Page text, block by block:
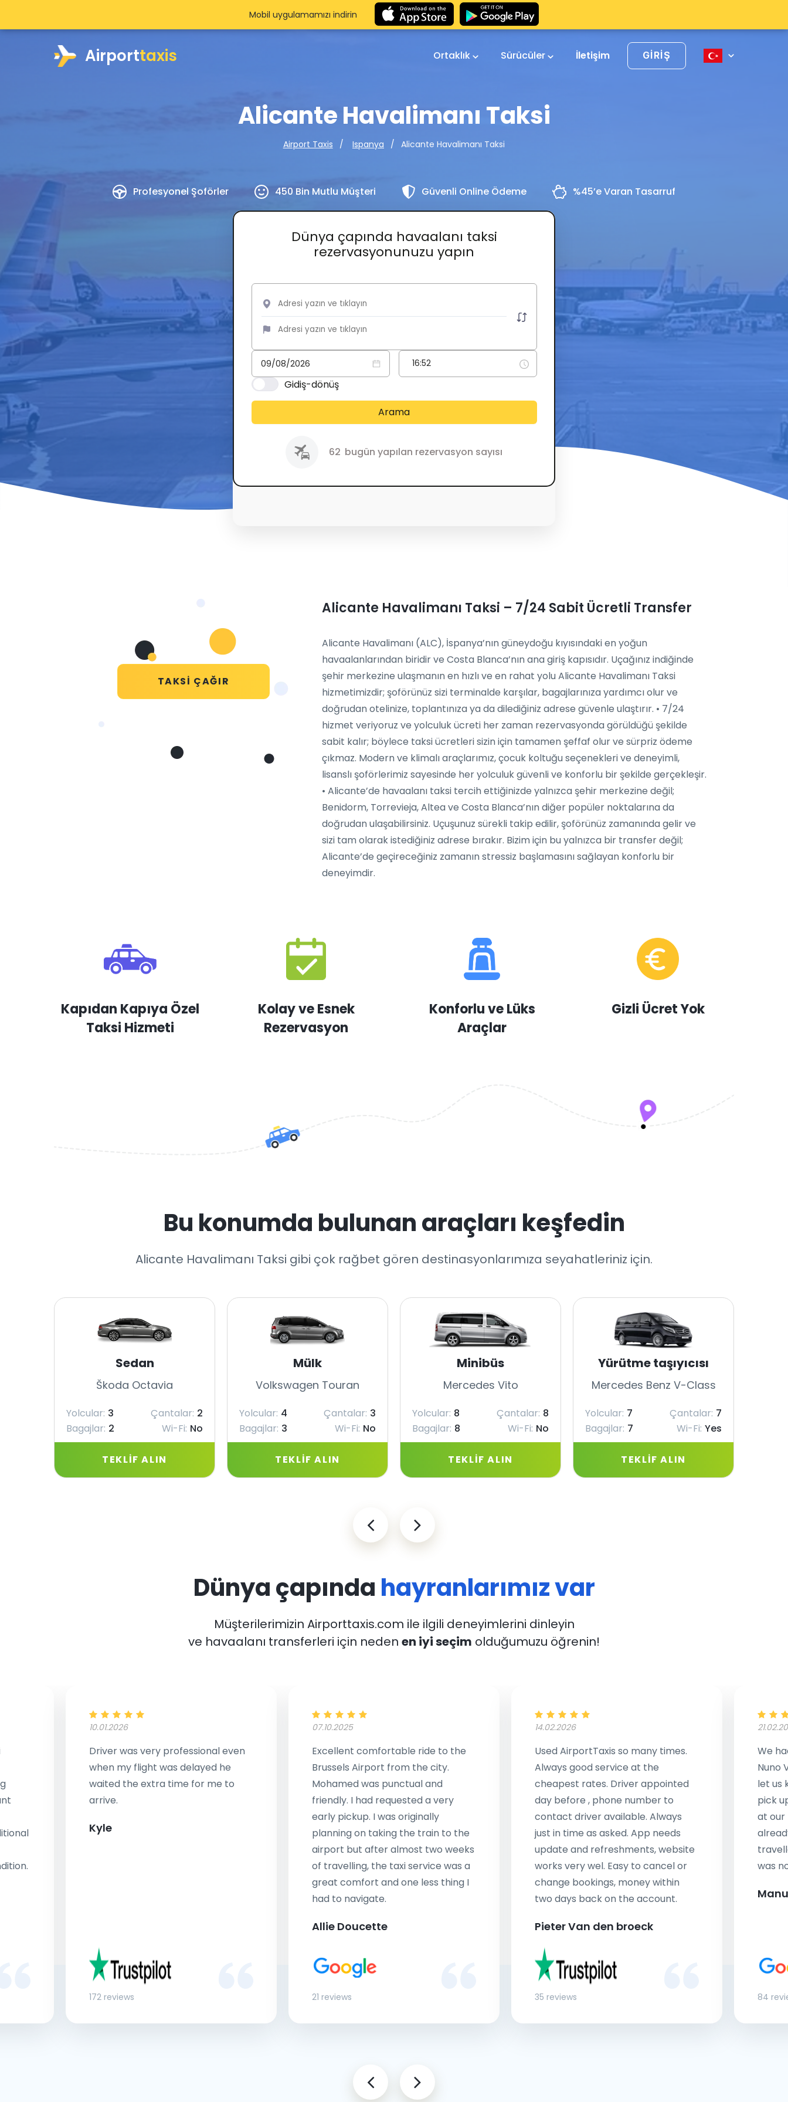
Airporttaxis Ortaklık Sürücüler İletişim GIRIŞ
Alicante Havalimanı Taksi
Airport Taxis Ispanya Alicante Havalimanı Taksi
Profesyonel Şoförler 450 Bin Mutlu Müşteri Güvenli Online Ödeme %45’e Varan Tasarruf
Dünya çapında havaalanı taksi
rezervasyonunuzu yapın
Gidiş-dönüş
Arama
62 bugün yapılan rezervasyon sayısı
Mobil uygulamamızı indirin
TAKSI ÇAĞIR
Alicante Havalimanı Taksi – 7/24 Sabit Ücretli Transfer
Alicante Havalimanı (ALC), İspanya’nın güneydoğu kıyısındaki en yoğun
havaalanlarından biridir ve Costa Blanca’nın ana giriş kapısıdır. Uçağınız indiğinde
şehir merkezine ulaşmanın en hızlı ve en rahat yolu Alicante Havalimanı Taksi
hizmetimizdir; şoförünüz sizi terminalde karşılar, bagajlarınıza yardımcı olur ve
doğrudan otelinize, toplantınıza ya da dilediğiniz adrese güvenle ulaştırır. • 7/24
hizmet veriyoruz ve yolculuk ücreti her zaman rezervasyonda görüldüğü şekilde
sabit kalır; böylece taksi ücretleri sizin için tamamen şeffaf olur ve sürpriz ödeme
çıkmaz. Modern ve klimalı araçlarımız, çocuk koltuğu seçenekleri ve deneyimli,
lisanslı şoförlerimiz sayesinde her yolculuk güvenli ve konforlu bir şekilde gerçekleşir.
• Alicante’de havaalanı taksi tercih ettiğinizde yalnızca şehir merkezine değil;
Benidorm, Torrevieja, Altea ve Costa Blanca’nın diğer popüler noktalarına da
doğrudan ulaşabilirsiniz. Uçuşunuz sürekli takip edilir, şoförünüz zamanında gelir ve
sizi tam olarak istediğiniz adrese bırakır. Bizim için bu yalnızca bir transfer değil;
Alicante’de geçireceğiniz zamanın stressiz başlamasını sağlayan konforlu bir
deneyimdir.
Kapıdan Kapıya Özel
Taksi Hizmeti
Kolay ve Esnek
Rezervasyon
Konforlu ve Lüks
Araçlar
Gizli Ücret Yok
Bu konumda bulunan araçları keşfedin
Alicante Havalimanı Taksi gibi çok rağbet gören destinasyonlarımıza seyahatleriniz için.
Sedan
Škoda Octavia
Yolcular: 3 Çantalar: 2
Bagajlar: 2 Wi-Fi: No
TEKLIF ALIN
Mülk
Volkswagen Touran
Yolcular: 4 Çantalar: 3
Bagajlar: 3 Wi-Fi: No
TEKLIF ALIN
Minibüs
Mercedes Vito
Yolcular: 8 Çantalar: 8
Bagajlar: 8 Wi-Fi: No
TEKLIF ALIN
Yürütme taşıyıcısı
Mercedes Benz V-Class
Yolcular: 7 Çantalar: 7
Bagajlar: 7 Wi-Fi: Yes
TEKLIF ALIN
Dünya çapında hayranlarımız var
Müşterilerimizin Airporttaxis.com ile ilgili deneyimlerini dinleyin
ve havaalanı transferleri için neden en iyi seçim olduğumuzu öğrenin!
10.01.2026
Driver was very professional even
when my flight was delayed he
waited the extra time for me to
arrive.
Kyle
172 reviews
07.10.2025
Excellent comfortable ride to the
Brussels Airport from the city.
Mohamed was punctual and
friendly. I had requested a very
early pickup. I was originally
planning on taking the train to the
airport but after almost two weeks
of travelling, the taxi service was a
great comfort and one less thing I
had to navigate.
Allie Doucette
21 reviews
14.02.2026
Used AirportTaxis so many times.
Always good service at the
cheapest rates. Driver appointed
day before , phone number to
contact driver available. Always
just in time as asked. App needs
update and refreshments, website
works very wel. Easy to cancel or
change bookings, money within
two days back on the account.
Pieter Van den broeck
35 reviews
We
Nuno
let us
pick
at our
was
84